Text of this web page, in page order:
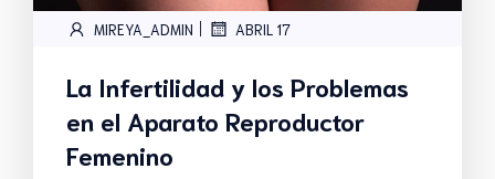
MIREYA_ADMIN | ABRIL 17
La Infertilidad y los Problemas
en el Aparato Reproductor
Femenino